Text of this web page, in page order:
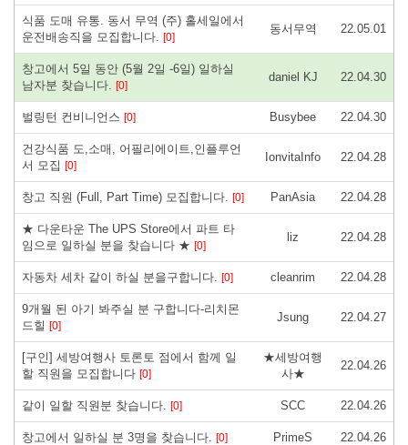
식품 도매 유통. 동서 무역 (주) 홀세일에서
운전배송직을 모집합니다. [0]
동서무역 22.05.01
창고에서 5일 동안 (5월 2일 -6일) 일하실
남자분 찾습니다. [0]
daniel KJ 22.04.30
벌링턴 컨비니언스 [0] Busybee 22.04.30
건강식품 도,소매, 어필리에이트,인플루언
서 모집 [0]
IonvitaInfo 22.04.28
창고 직원 (Full, Part Time) 모집합니다. [0] PanAsia 22.04.28
★ 다운타운 The UPS Store에서 파트 타
임으로 일하실 분을 찾습니다 ★ [0]
liz 22.04.28
자동차 세차 같이 하실 분을구합니다. [0] cleanrim 22.04.28
9개월 된 아기 봐주실 분 구합니다-리치몬
드힐 [0]
Jsung 22.04.27
[구인] 세방여행사 토론토 점에서 함께 일
할 직원을 모집합니다 [0]
★세방여행
사★
22.04.26
같이 일할 직원분 찾습니다. [0] SCC 22.04.26
창고에서 일하실 분 3명을 찾습니다. [0] PrimeS 22.04.26